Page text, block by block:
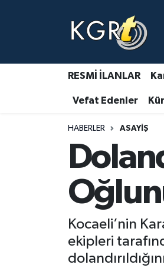
RESMİ İLANLAR
Vefat Edenler
HABERLER ASAYIŞ
Kocaeli’nin
ekipleri
Karaman Haberleri
Gündem Haberleri
Güncel Haberler
Asayiş Haberleri
Ulusal Haberler
Vefat Edenler